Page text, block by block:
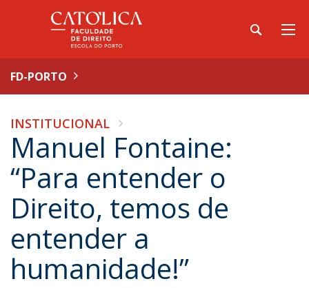
FD-PORTO
INSTITUCIONAL
Manuel Fontaine:
“Para entender o
Direito, temos de
entender a
humanidade!”